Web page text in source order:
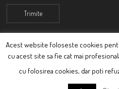
© Ciutacu 2015 Parte a
Acest website foloseste cookies
cu acest site sa fie cat mai
cu folosirea cookies, dar poti